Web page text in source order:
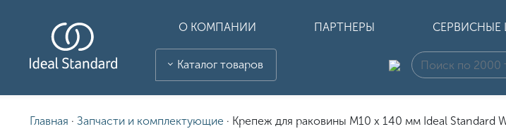
О КОМПАНИИ ПАРТНЕРЫ СЕРВИСНЫЕ
Каталог товаров
Главная · Запчасти и комплектующие · Крепеж для раковины M10 x 140 мм Ideal Standard